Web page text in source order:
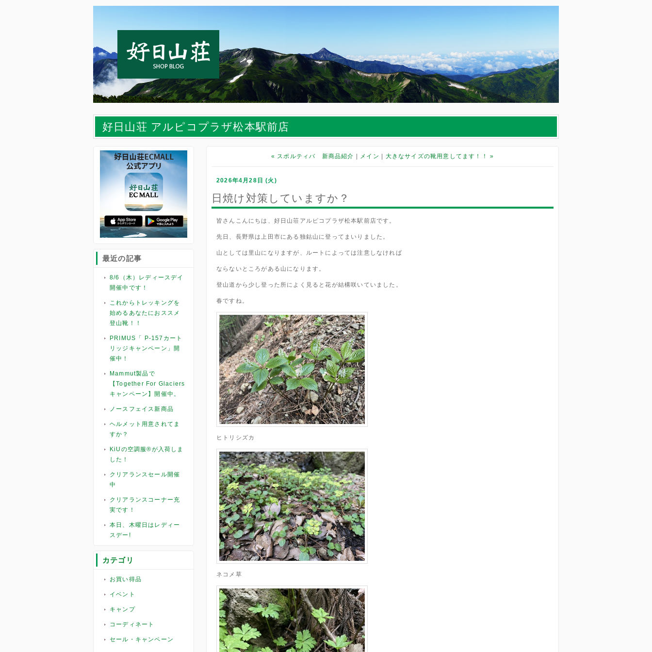
好日山荘 アルピコプラザ松本駅前店
最近の記事
8/6（木）レディースデイ
開催中です！
これからトレッキングを
始めるあなたにおススメ
登山靴！！
PRIMUS「 P-157カート
リッジキャンペーン」開
催中！
Mammut製品で
【Together For Glaciers
キャンペーン】開催中。
ノースフェイス新商品
ヘルメット用意されてま
すか？
KiUの空調服®︎が入荷しま
した！
クリアランスセール開催
中
クリアランスコーナー充
実です！
本日、木曜日はレディー
スデー!
カテゴリ
お買い得品
イベント
キャンプ
コーディネート
セール・キャンペーン
« スポルティバ 新商品紹介 メイン 大きなサイズの靴用意してます！！ »
2026年4月28日 (火)
日焼け対策していますか？
皆さんこんにちは、好日山荘アルピコプラザ松本駅前店です。
先日、長野県は上田市にある独鈷山に登ってまいりました。
山としては里山になりますが、ルートによっては注意しなければ
ならないところがある山になります。
登山道から少し登った所によく見ると花が結構咲いていました。
春ですね。
ヒトリシズカ
ネコメ草